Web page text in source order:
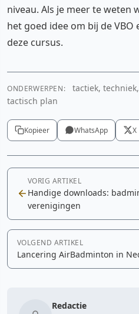
niveau. Als je meer te weten
het goed idee om bij de
deze cursus.
ONDERWERPEN:
tactiek,
tactisch plan
Kopieer WhatsApp X
VORIG ARTIKEL
Handige downloads:
verenigingen
VOLGEND ARTIKEL
Lancering AirBadminton in
Redactie